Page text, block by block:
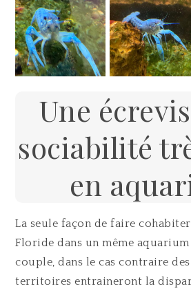
Une
sociabilité
en
La seule façon de faire
Floride dans un même
couple, dans le cas contraire
territoires entraineront la